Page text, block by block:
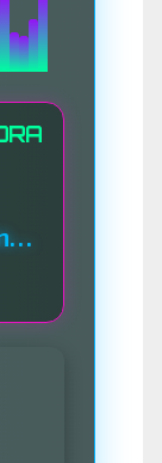
La Nueva Generación Del Sistema